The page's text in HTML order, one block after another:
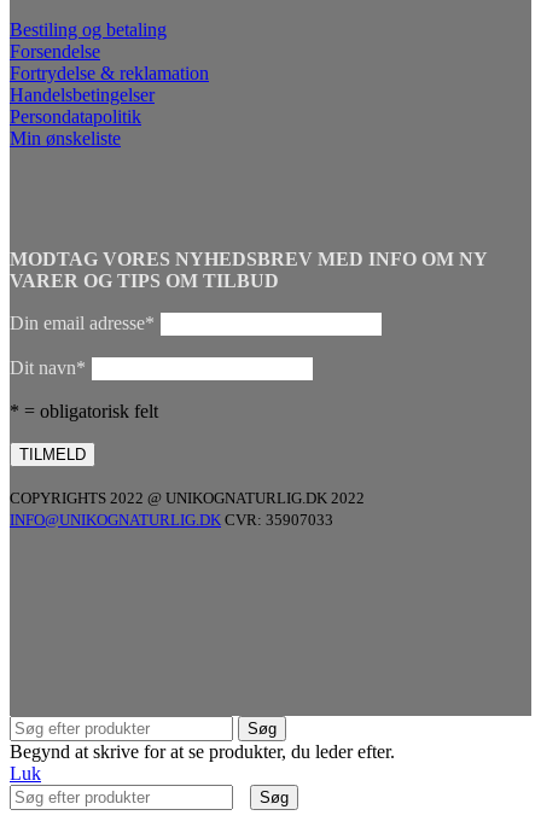
Bestiling og betaling
Forsendelse
Fortrydelse & reklamation
Handelsbetingelser
Persondatapolitik
Min ønskeliste
MODTAG VORES NYHEDSBREV MED INFO OM NY
VARER OG TIPS OM TILBUD
Din email adresse*
Dit navn*
* = obligatorisk felt
COPYRIGHTS 2022 @ UNIKOGNATURLIG.DK 2022
INFO@UNIKOGNATURLIG.DK CVR: 35907033
Søg
Begynd at skrive for at se produkter, du leder efter.
Luk
Søg